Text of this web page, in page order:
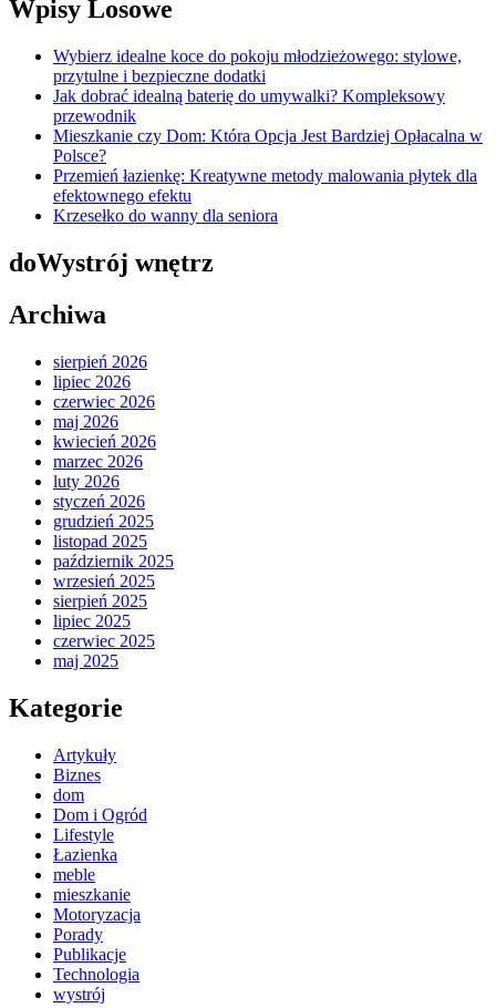
Wpisy Losowe
Wybierz idealne koce do pokoju młodzieżowego: stylowe,
przytulne i bezpieczne dodatki
Jak dobrać idealną baterię do umywalki? Kompleksowy
przewodnik
Mieszkanie czy Dom: Która Opcja Jest Bardziej Opłacalna w
Polsce?
Przemień łazienkę: Kreatywne metody malowania płytek dla
efektownego efektu
Krzesełko do wanny dla seniora
doWystrój wnętrz
Archiwa
sierpień 2026
lipiec 2026
czerwiec 2026
maj 2026
kwiecień 2026
marzec 2026
luty 2026
styczeń 2026
grudzień 2025
listopad 2025
październik 2025
wrzesień 2025
sierpień 2025
lipiec 2025
czerwiec 2025
maj 2025
Kategorie
Artykuły
Biznes
dom
Dom i Ogród
Lifestyle
Łazienka
meble
mieszkanie
Motoryzacja
Porady
Publikacje
Technologia
wystrój